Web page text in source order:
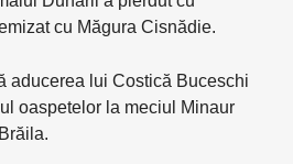
cu Măgura Cisnădie.
aducerea lui Costică Buceschi
oaspetelor la meciul Minaur